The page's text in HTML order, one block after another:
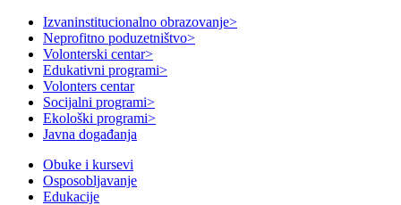
Izvaninstitucionalno obrazovanje>
Neprofitno poduzetništvo>
Volonterski centar>
Edukativni programi>
Volonters centar
Socijalni programi>
Ekološki programi>
Javna događanja
Obuke i kursevi
Osposobljavanje
Edukacije